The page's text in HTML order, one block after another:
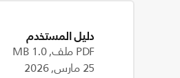
دليل المستخدم
PDF ملف, 1.0 MB
25 مارس, 2026